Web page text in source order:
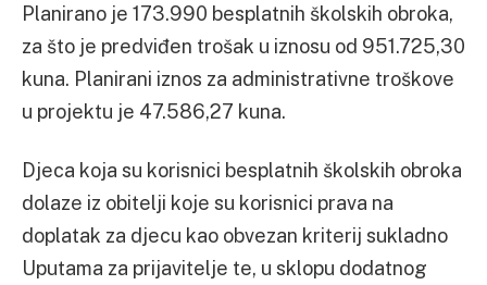
Planirano je 173.990 besplatnih školskih obroka,
za što je predviđen trošak u iznosu od 951.725,30
kuna. Planirani iznos za administrativne troškove
u projektu je 47.586,27 kuna.
Djeca koja su korisnici besplatnih školskih obroka
dolaze iz obitelji koje su korisnici prava na
doplatak za djecu kao obvezan kriterij sukladno
Uputama za prijavitelje te, u sklopu dodatnog